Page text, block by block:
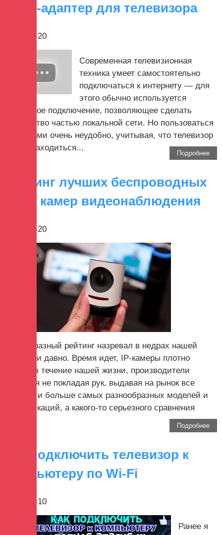
Wi-Fi-адаптер для телевизора
2017-12-20
Современная телевизионная
техника умеет самостоятельно
подключаться к интернету — для
этого обычно используется
проводное подключение, позволяющее сделать
устройство частью локальной сети. Но пользоваться
проводами очень неудобно, учитывая, что телевизор
может находиться...
Подробнее
Рейтинг лучших беспроводных
Wi-Fi камер видеонаблюдения
2017-12-20
Своеобразный рейтинг назревал в недрах нашей
редакции давно. Время идет, IP-камеры плотно
входят в течение нашей жизни, производители
трудятся не покладая рук, выдавая на рынок все
больше и больше самых разнообразных моделей и
модификаций, а какого-то серьезного сравнения
Подробнее
Как подключить телевизор к
компьютеру по Wi-Fi
2017-12-10
Ранее я